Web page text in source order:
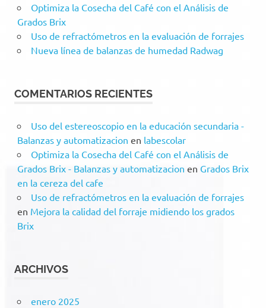
Optimiza la Cosecha del Café con el Análisis de
Grados Brix
Uso de refractómetros en la evaluación de forrajes
Nueva línea de balanzas de humedad Radwag
COMENTARIOS RECIENTES
Uso del estereoscopio en la educación secundaria -
Balanzas y automatizacion en labescolar
Optimiza la Cosecha del Café con el Análisis de
Grados Brix - Balanzas y automatizacion en Grados Brix
en la cereza del cafe
Uso de refractómetros en la evaluación de forrajes
en Mejora la calidad del forraje midiendo los grados
Brix
ARCHIVOS
enero 2025